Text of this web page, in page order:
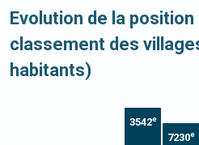
Evolution de la position
classement des
habitants)
3542e
7230e